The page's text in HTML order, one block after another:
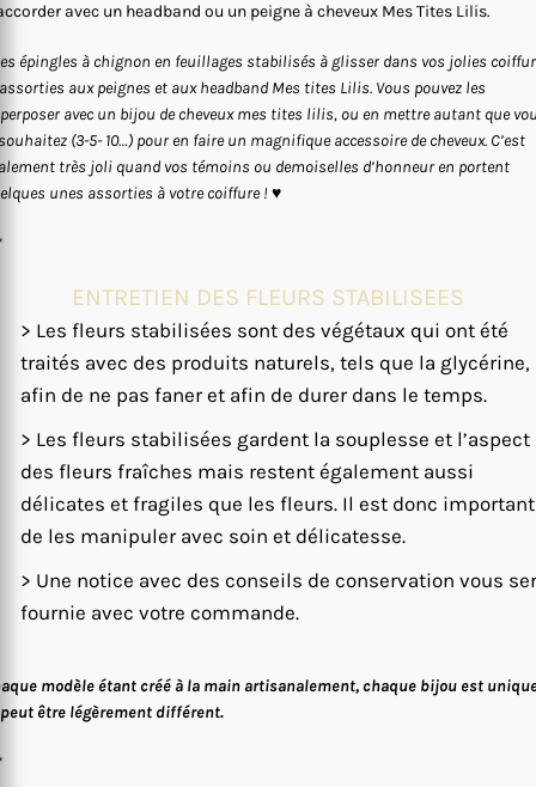
avec un headband ou un peigne à cheveux Mes Tites Lilis.
épingles à chignon en feuillages stabilisés à glisser dans vos jolies
aux peignes et aux headband Mes tites Lilis. Vous pouvez les
avec un bijou de cheveux mes tites lilis, ou en mettre autant que
(3-5- 10…) pour en faire un magnifique accessoire de cheveux. C’est
très joli quand vos témoins ou demoiselles d’honneur en portent
unes assorties à votre coiffure ! ♥
ENTRETIEN DES FLEURS STABILISEES
> Les fleurs stabilisées sont des végétaux qui ont été
traités avec des produits naturels, tels que la glycérine,
afin de ne pas faner et afin de durer dans le temps.
> Les fleurs stabilisées gardent la souplesse et l’aspect
des fleurs fraîches mais restent également aussi
délicates et fragiles que les fleurs. Il est donc important
de les manipuler avec soin et délicatesse.
> Une notice avec des conseils de conservation vous
fournie avec votre commande.
modèle étant créé à la main artisanalement, chaque bijou est
être légèrement différent.